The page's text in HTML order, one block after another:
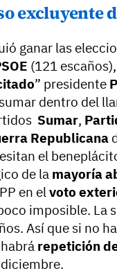
excluyente
ganar las
(121
” presidente
dentro del
Sumar,
Republicana
el
de la mayoría
en elvoto
imposible. La
Así que si no
repetición